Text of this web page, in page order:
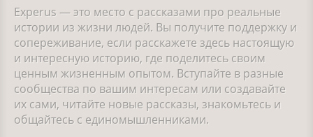
Experus — это место с рассказами про реальные
истории из жизни людей. Вы получите поддержку и
сопереживание, если расскажете здесь настоящую
и интересную историю, где поделитесь своим
ценным жизненным опытом. Вступайте в разные
сообщества по вашим интересам или создавайте
их сами, читайте новые рассказы, знакомьтесь и
общайтесь с единомышленниками.